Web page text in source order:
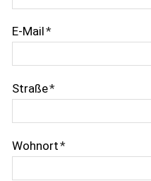
E-Mail*
Straße*
Wohnort*